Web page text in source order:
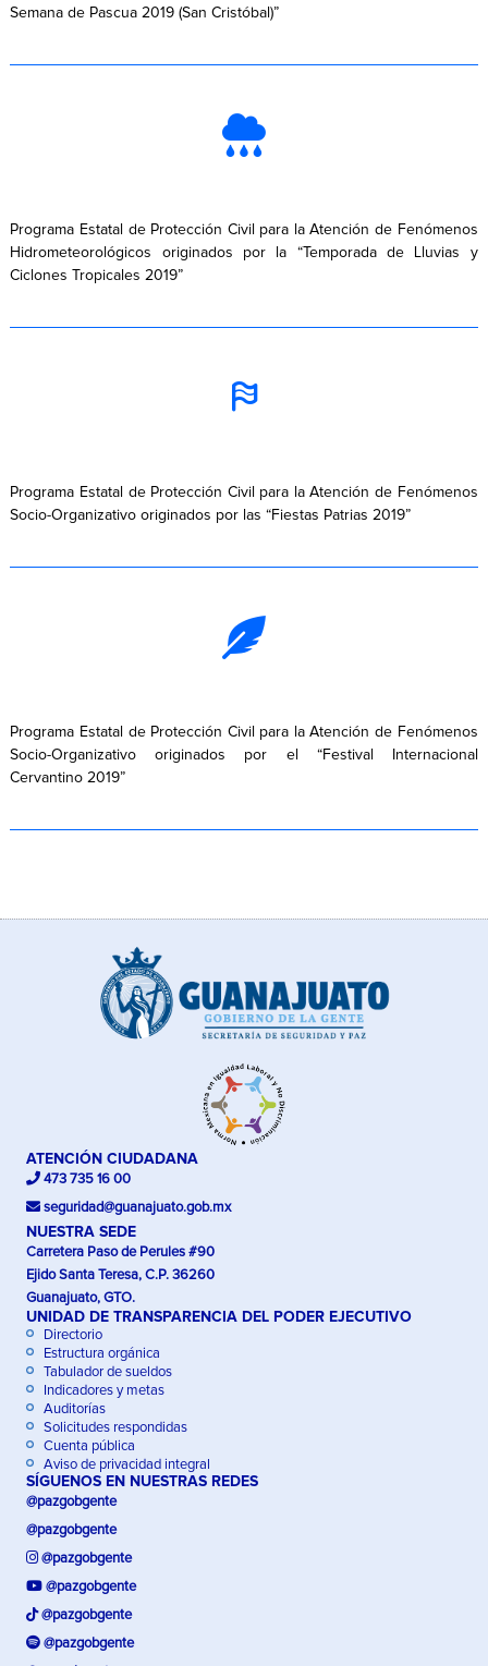
Semana de Pascua 2019 (San Cristóbal)”
Programa Estatal de Protección Civil para la Atención de Fenómenos
Hidrometeorológicos originados por la “Temporada de Lluvias y
Ciclones Tropicales 2019”
Programa Estatal de Protección Civil para la Atención de Fenómenos
Socio-Organizativo originados por las “Fiestas Patrias 2019”
Programa Estatal de Protección Civil para la Atención de Fenómenos
Socio-Organizativo originados por el “Festival Internacional
Cervantino 2019”
ATENCIÓN CIUDADANA
473 735 16 00
seguridad@guanajuato.gob.mx
NUESTRA SEDE
Carretera Paso de Perules #90
Ejido Santa Teresa, C.P. 36260
Guanajuato, GTO.
UNIDAD DE TRANSPARENCIA DEL PODER EJECUTIVO
Directorio
Estructura orgánica
Tabulador de sueldos
Indicadores y metas
Auditorías
Solicitudes respondidas
Cuenta pública
Aviso de privacidad integral
SÍGUENOS EN NUESTRAS REDES
@pazgobgente
@pazgobgente
@pazgobgente
@pazgobgente
@pazgobgente
@pazgobgente